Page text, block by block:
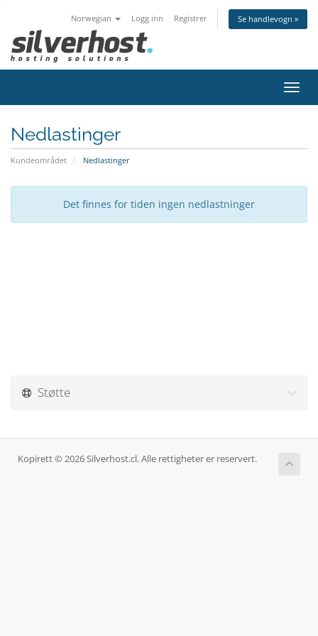
Norwegian Logg inn Registrer Se handlevogn »
Bytt
Nedlastinger
Kundeområdet Nedlastinger
Det finnes for tiden ingen nedlastninger
Støtte
Kopirett © 2026 Silverhost.cl. Alle rettigheter er reservert.